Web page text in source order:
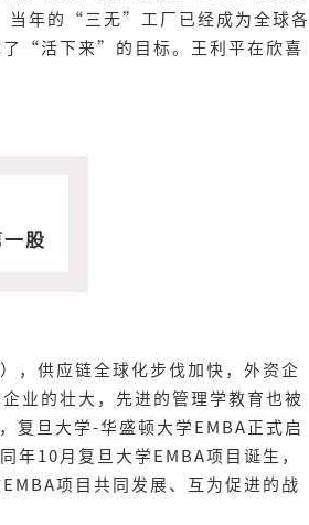
当年的“三无”工厂已经成为全球各
了“活下来”的目标。王利平在欣喜
股
，供应链全球化步伐加快，外资企
业的壮大，先进的管理学教育也被
复旦大学-华盛顿大学EMBA正式启
年10月复旦大学EMBA项目诞生，
项目共同发展、互为促进的战